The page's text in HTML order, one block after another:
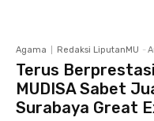
Agama Redaksi LiputanMU -
Terus
MUDISA Sabet
Surabaya Great